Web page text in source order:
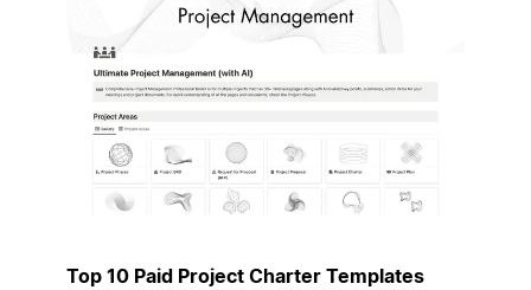
Top 10 Paid Project Charter Templates